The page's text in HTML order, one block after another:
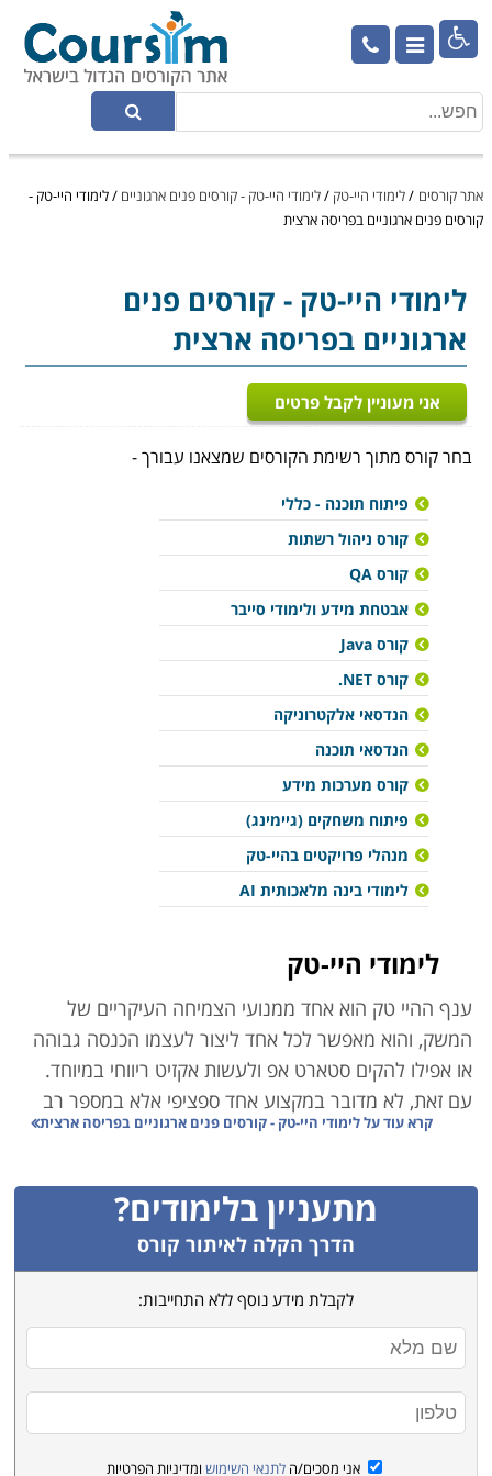

אתר קורסים /לימודי היי-טק /לימודי היי-טק - קורסים פנים ארגוניים /לימודי היי-טק -
קורסים פנים ארגוניים בפריסה ארצית
לימודי היי-טק - קורסים פנים
ארגוניים בפריסה ארצית
אני מעוניין לקבל פרטים
בחר קורס מתוך רשימת הקורסים שמצאנו עבורך -
פיתוח תוכנה - כללי
קורס ניהול רשתות
קורס QA
אבטחת מידע ולימודי סייבר
קורס Java
קורס NET.
הנדסאי אלקטרוניקה
הנדסאי תוכנה
קורס מערכות מידע
פיתוח משחקים (גיימינג)
מנהלי פרויקטים בהיי-טק
לימודי בינה מלאכותית AI
לימודי היי-טק
ענף ההיי טק הוא אחד ממנועי הצמיחה העיקריים של
המשק, והוא מאפשר לכל אחד ליצור לעצמו הכנסה גבוהה
או אפילו להקים סטארט אפ ולעשות אקזיט ריווחי במיוחד.
עם זאת, לא מדובר במקצוע אחד ספציפי אלא במספר רב
של מקצועות המשלימים האחד את השני לכדי ענף אחד
קורסי סייבר ואבטחת מידע – אם נדמה את ענף ההיי-טק
לצה"ל, הרי שענף הסייבר הוא קורס הטייס. הצורך של
חברות וארגונים לאבטח את המידע ואת מערכות המחשוב
שלהם, מחייב אותם להעסיק אנשי אבטחת מידע איכותיים
ומקצועיים. זהו תחום בו עליכם להמשיך וללמוד כל הזמן
מפני שגם ההאקרים משתפרים, וההגנה של היום לא
תספיק מחר.
קרא עוד עללימודי היי-טק - קורסים פנים ארגוניים בפריסה ארצית
מתעניין בלימודים?
הדרך הקלה לאיתור קורס
לקבלת מידע נוסף ללא התחייבות:
אני מסכים/ה לתנאי השימוש ומדיניות הפרטיות